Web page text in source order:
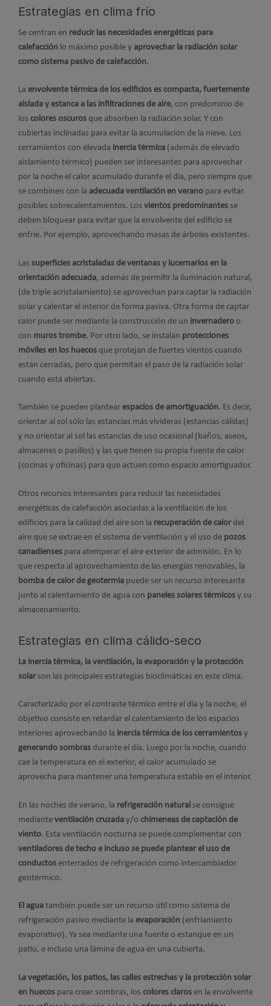
Estrategias en clima frío
Se centran en reducir las necesidades energéticas para
calefacción lo máximo posible y aprovechar la radiación solar
como sistema pasivo de calefacción.
La envolvente térmica de los edificios es compacta, fuertemente
aislada y estanca a las infiltraciones de aire, con predominio de
los colores oscuros que absorben la radiación solar. Y con
cubiertas inclinadas para evitar la acumulación de la nieve. Los
cerramientos con elevada inercia térmica (además de elevado
aislamiento térmico) pueden ser interesantes para aprovechar
por la noche el calor acumulado durante el día, pero siempre que
se combinen con la adecuada ventilación en verano para evitar
posibles sobrecalentamientos. Los vientos predominantes se
deben bloquear para evitar que la envolvente del edificio se
enfríe. Por ejemplo, aprovechando masas de árboles existentes.
Las superficies acristaladas de ventanas y lucernarios en la
orientación adecuada, además de permitir la iluminación natural,
(de triple acristalamiento) se aprovechan para captar la radiación
solar y calentar el interior de forma pasiva. Otra forma de captar
calor puede ser mediante la construcción de un invernadero o
con muros trombe. Por otro lado, se instalan protecciones
móviles en los huecos que protejan de fuertes vientos cuando
están cerradas, pero que permitan el paso de la radiación solar
cuando está abiertas.
También se pueden plantear espacios de amortiguación. Es decir,
orientar al sol sólo las estancias más vivideras (estancias cálidas)
y no orientar al sol las estancias de uso ocasional (baños, aseos,
almacenes o pasillos) y las que tienen su propia fuente de calor
(cocinas y oficinas) para que actúen como espacio amortiguador.
Otros recursos interesantes para reducir las necesidades
energéticas de calefacción asociadas a la ventilación de los
edificios para la calidad del aire son la recuperación de calordel
aire que se extrae en el sistema de ventilación y el uso de pozos
canadienses para atemperar el aire exterior de admisión. En lo
que respecta al aprovechamiento de las energías renovables, la
bomba de calor de geotermia puede ser un recurso interesante
junto al calentamiento de agua con paneles solares térmicos y su
almacenamiento.
Estrategias en clima cálido-seco
La inercia térmica, la ventilación, la evaporación y la protección
solarson las principales estrategias bioclimáticas en este clima.
Caracterizado por el contraste térmico entre el día y la noche, el
objetivo consiste en retardar el calentamiento de los espacios
interiores aprovechando la inercia térmica de los cerramientos y
generando sombras durante el día. Luego por la noche, cuando
cae la temperatura en el exterior, el calor acumulado se
aprovecha para mantener una temperatura estable en el interior.
En las noches de verano, la refrigeración natural se consigue
mediante ventilación cruzada y/o chimeneas de captación de
viento. Esta ventilación nocturna se puede complementar con
ventiladores de techo e incluso se puede plantear el uso de
conductos enterrados de refrigeración como intercambiador
geotérmico.
El agua también puede ser un recurso útil como sistema de
refrigeración pasivo mediante la evaporación (enfriamiento
evaporativo). Ya sea mediante una fuente o estanque en un
patio, e incluso una lámina de agua en una cubierta.
La vegetación, los patios, las calles estrechas y la protección solar
en huecos para crear sombras, los colores claros en la envolvente